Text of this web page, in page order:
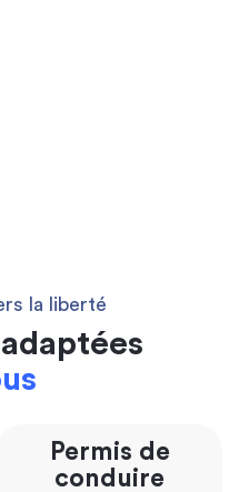
la liberté
Permis de
conduire